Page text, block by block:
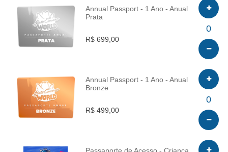
INFO
Annual Passport - 1 Ano - Anual
Prata
R$ 699,00
0
INFO
Annual Passport - 1 Ano - Anual
Bronze
R$ 499,00
0